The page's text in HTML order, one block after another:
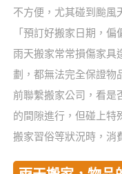
不方便，尤其碰到颱風
「預訂好搬家日期，
雨天搬家常常損傷家具
劃，都無法完全保證物
前聯繫搬家公司，看是
的間隙進行，但碰上特
搬家習俗等狀況時，消